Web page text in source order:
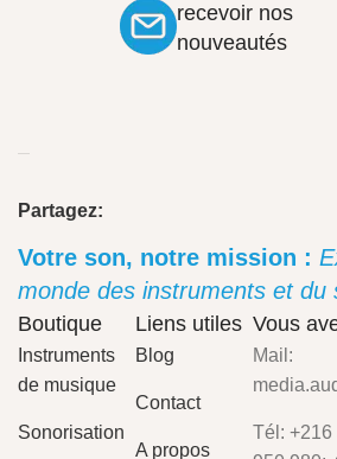
recevoir nos
nouveautés
Partagez:
Votre son, notre mission :
monde des instruments et du
Boutique
Instruments
de musique
Sonorisation
Liens utiles
Blog
Contact
A propos
Vous
Mail:
Tél: +216